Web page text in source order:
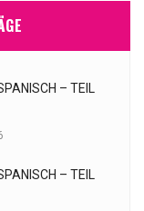
– TEIL
– TEIL